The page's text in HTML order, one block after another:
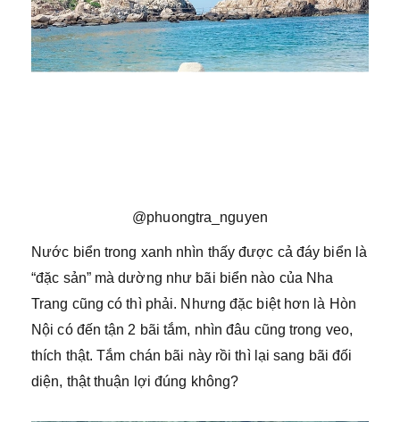
@phuongtra_nguyen
Nước biển trong xanh nhìn thấy được cả đáy biển là
“đặc sản” mà dường như bãi biển nào của Nha
Trang cũng có thì phải. Nhưng đặc biệt hơn là Hòn
Nội có đến tận 2 bãi tắm, nhìn đâu cũng trong veo,
thích thật. Tắm chán bãi này rồi thì lại sang bãi đối
diện, thật thuận lợi đúng không?